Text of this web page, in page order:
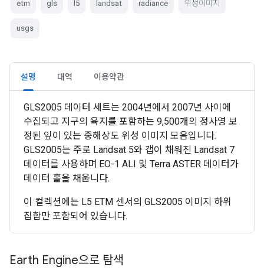
etm gls l5 landsat radiance 위성이미지
usgs
설명 대역 이용약관
GLS2005 데이터 세트는 2004년에서 2007년 사이에
수집되고 지구의 육지를 포함하는 9,500개의 정사영 보
정된 잎이 있는 중해상도 위성 이미지 모음입니다.
GLS2005는 주로 Landsat 5와 갭이 채워진 Landsat 7
데이터를 사용하며 EO-1 ALI 및 Terra ASTER 데이터가
데이터 홀을 채웁니다.
이 컬렉션에는 L5 ETM 센서의 GLS2005 이미지 하위
집합만 포함되어 있습니다.
Earth Engine으로 탐색